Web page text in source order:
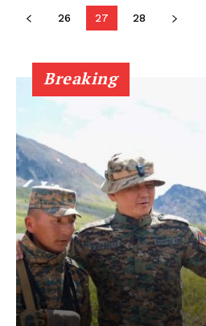
Subscription Plans
26 27 28
Breaking